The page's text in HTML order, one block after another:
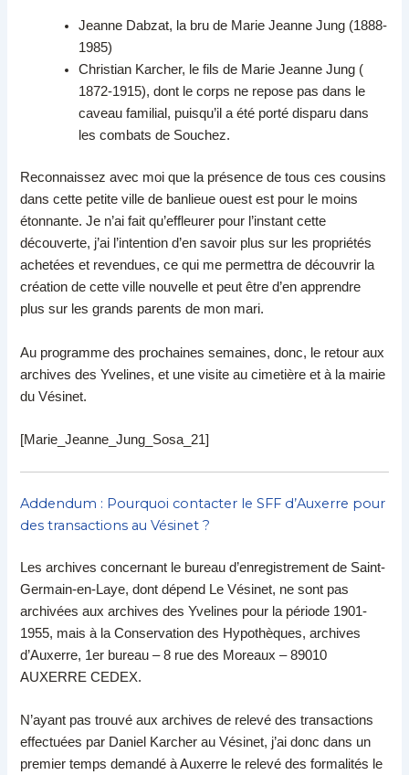
Jeanne Dabzat, la bru de Marie Jeanne Jung (1888-
1985)
Christian Karcher, le fils de Marie Jeanne Jung (
1872-1915), dont le corps ne repose pas dans le
caveau familial, puisqu’il a été porté disparu dans
les combats de Souchez.
Reconnaissez avec moi que la présence de tous ces cousins
dans cette petite ville de banlieue ouest est pour le moins
étonnante. Je n’ai fait qu’effleurer pour l’instant cette
découverte, j’ai l’intention d’en savoir plus sur les propriétés
achetées et revendues, ce qui me permettra de découvrir la
création de cette ville nouvelle et peut être d’en apprendre
plus sur les grands parents de mon mari.
Au programme des prochaines semaines, donc, le retour aux
archives des Yvelines, et une visite au cimetière et à la mairie
du Vésinet.
[Marie_Jeanne_Jung_Sosa_21]
Addendum : Pourquoi contacter le SFF d’Auxerre pour
des transactions au Vésinet ?
Les archives concernant le bureau d’enregistrement de Saint-
Germain-en-Laye, dont dépend Le Vésinet, ne sont pas
archivées aux archives des Yvelines pour la période 1901-
1955, mais à la Conservation des Hypothèques, archives
d’Auxerre, 1er bureau – 8 rue des Moreaux – 89010
AUXERRE CEDEX.
N’ayant pas trouvé aux archives de relevé des transactions
effectuées par Daniel Karcher au Vésinet, j’ai donc dans un
premier temps demandé à Auxerre le relevé des formalités le